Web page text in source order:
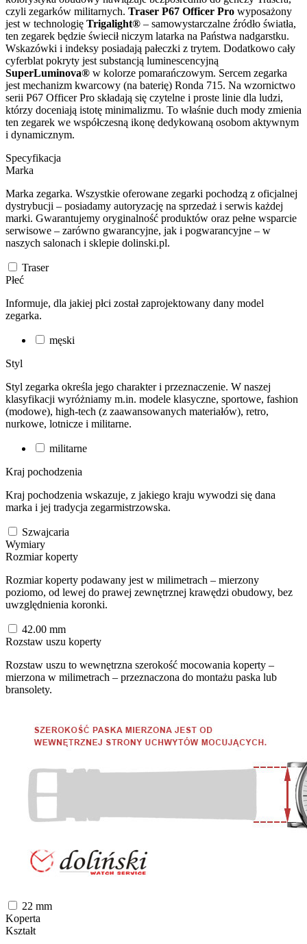
czyli zegarków militarnych. Traser P67 Officer Pro wyposażony
jest w technologię Trigalight® – samowystarczalne źródło światła,
ten zegarek będzie świecił niczym latarka na Państwa nadgarstku.
Wskazówki i indeksy posiadają pałeczki z trytem. Dodatkowo cały
cyferblat pokryty jest substancją luminescencyjną
SuperLuminova® w kolorze pomarańczowym. Sercem zegarka
jest mechanizm kwarcowy (na baterię) Ronda 715. Na wzornictwo
serii P67 Officer Pro składają się czytelne i proste linie dla ludzi,
którzy doceniają istotę minimalizmu. To właśnie duch mody zmienia
ten zegarek we współczesną ikonę dedykowaną osobom aktywnym
i dynamicznym.
Specyfikacja
Marka
Marka zegarka. Wszystkie oferowane zegarki pochodzą z oficjalnej
dystrybucji – posiadamy autoryzację na sprzedaż i serwis każdej
marki. Gwarantujemy oryginalność produktów oraz pełne wsparcie
serwisowe – zarówno gwarancyjne, jak i pogwarancyjne – w
naszych salonach i sklepie dolinski.pl.
Traser
Płeć
Informuje, dla jakiej płci został zaprojektowany dany model
zegarka.
męski
Styl
Styl zegarka określa jego charakter i przeznaczenie. W naszej
klasyfikacji wyróżniamy m.in. modele klasyczne, sportowe, fashion
(modowe), high-tech (z zaawansowanych materiałów), retro,
nurkowe, lotnicze i militarne.
militarne
Kraj pochodzenia
Kraj pochodzenia wskazuje, z jakiego kraju wywodzi się dana
marka i jej tradycja zegarmistrzowska.
Szwajcaria
Wymiary
Rozmiar koperty
Rozmiar koperty podawany jest w milimetrach – mierzony
poziomo, od lewej do prawej zewnętrznej krawędzi obudowy, bez
uwzględnienia koronki.
42.00 mm
Rozstaw uszu koperty
Rozstaw uszu to wewnętrzna szerokość mocowania koperty –
mierzona w milimetrach – przeznaczona do montażu paska lub
bransolety.
22 mm
Koperta
Kształt